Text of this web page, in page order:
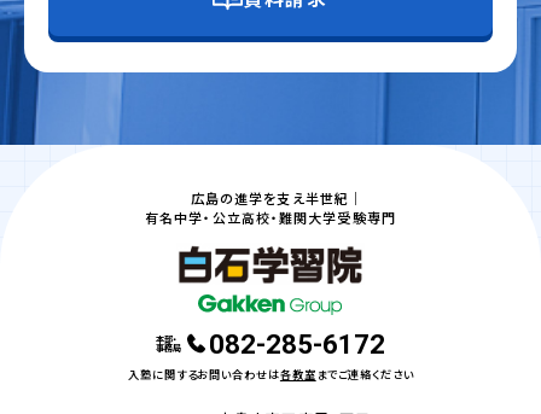
広島の進学を支え半世紀｜
有名中学・公立高校・難関大学受験専門
本部・
事務局 082-285-6172
入塾に関するお問い合わせは各教室 までご連絡ください